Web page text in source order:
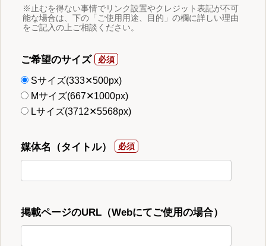
※止むを得ない事情でリンク設置やクレジット表記が不可
能な場合は、下の「ご使用用途、目的」の欄に詳しい理由
をご記入の上ご相談ください。
ご希望のサイズ
Sサイズ(333✕500px)
Mサイズ(667✕1000px)
Lサイズ(3712✕5568px)
媒体名（タイトル）
掲載ページのURL（Webにてご使用の場合）